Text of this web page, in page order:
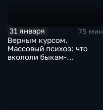
31 января
75 мин
Верным курсом.
Массовый психоз: что
вкололи быкам-